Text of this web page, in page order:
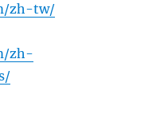
zh-tw/
zh-